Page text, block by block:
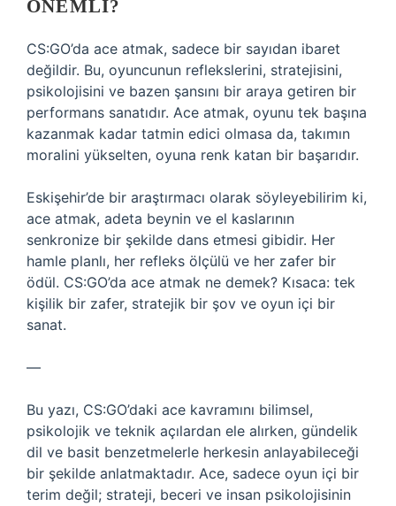
ÖNEMLI?
CS:GO’da ace atmak, sadece bir sayıdan ibaret
değildir. Bu, oyuncunun reflekslerini, stratejisini,
psikolojisini ve bazen şansını bir araya getiren bir
performans sanatıdır. Ace atmak, oyunu tek başına
kazanmak kadar tatmin edici olmasa da, takımın
moralini yükselten, oyuna renk katan bir başarıdır.
Eskişehir’de bir araştırmacı olarak söyleyebilirim ki,
ace atmak, adeta beynin ve el kaslarının
senkronize bir şekilde dans etmesi gibidir. Her
hamle planlı, her refleks ölçülü ve her zafer bir
ödül. CS:GO’da ace atmak ne demek? Kısaca: tek
kişilik bir zafer, stratejik bir şov ve oyun içi bir
sanat.
—
Bu yazı, CS:GO’daki ace kavramını bilimsel,
psikolojik ve teknik açılardan ele alırken, gündelik
dil ve basit benzetmelerle herkesin anlayabileceği
bir şekilde anlatmaktadır. Ace, sadece oyun içi bir
terim değil; strateji, beceri ve insan psikolojisinin